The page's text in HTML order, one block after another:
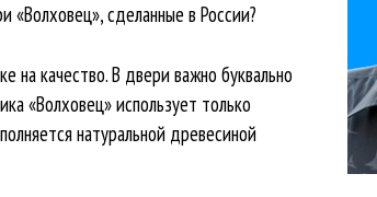
сделанные в России?
на качество. В двери важно буквально
«Волховец» использует только
натуральной древесиной